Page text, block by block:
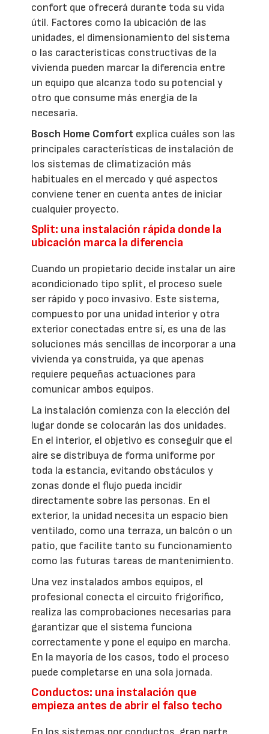
confort que ofrecerá durante toda su vida
útil. Factores como la ubicación de las
unidades, el dimensionamiento del sistema
o las características constructivas de la
vivienda pueden marcar la diferencia entre
un equipo que alcanza todo su potencial y
otro que consume más energía de la
necesaria.
Bosch Home Comfort explica cuáles son las
principales características de instalación de
los sistemas de climatización más
habituales en el mercado y qué aspectos
conviene tener en cuenta antes de iniciar
cualquier proyecto.
Split: una instalación rápida donde la
ubicación marca la diferencia
Cuando un propietario decide instalar un aire
acondicionado tipo split, el proceso suele
ser rápido y poco invasivo. Este sistema,
compuesto por una unidad interior y otra
exterior conectadas entre sí, es una de las
soluciones más sencillas de incorporar a una
vivienda ya construida, ya que apenas
requiere pequeñas actuaciones para
comunicar ambos equipos.
La instalación comienza con la elección del
lugar donde se colocarán las dos unidades.
En el interior, el objetivo es conseguir que el
aire se distribuya de forma uniforme por
toda la estancia, evitando obstáculos y
zonas donde el flujo pueda incidir
directamente sobre las personas. En el
exterior, la unidad necesita un espacio bien
ventilado, como una terraza, un balcón o un
patio, que facilite tanto su funcionamiento
como las futuras tareas de mantenimiento.
Una vez instalados ambos equipos, el
profesional conecta el circuito frigorífico,
realiza las comprobaciones necesarias para
garantizar que el sistema funciona
correctamente y pone el equipo en marcha.
En la mayoría de los casos, todo el proceso
puede completarse en una sola jornada.
Conductos: una instalación que
empieza antes de abrir el falso techo